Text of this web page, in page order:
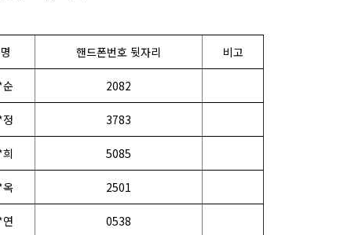
핸드폰번호 뒷자리 비고
2082
3783
5085
옥 2501
0538